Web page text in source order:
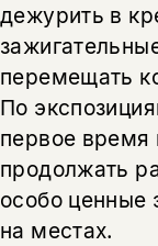
дежурить в
перемещать
По
первое время
продолжать
особо ценные
на местах.